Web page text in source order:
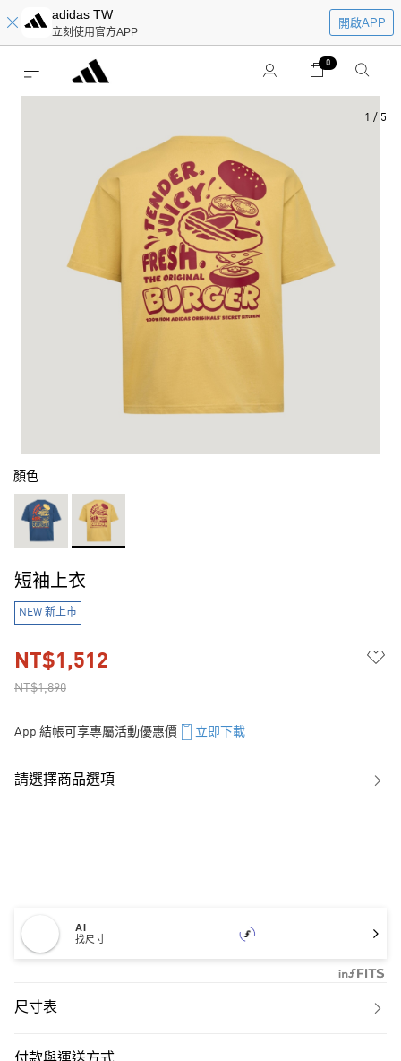
adidas TW
立刻使用官方APP
開啟APP
0
1 / 5
顏色
短袖上衣
NEW 新上市
NT$1,890
NT$1,512
App 結帳可享專屬活動優惠價 立即下載
請選擇商品選項
AI
找尺寸
尺寸表